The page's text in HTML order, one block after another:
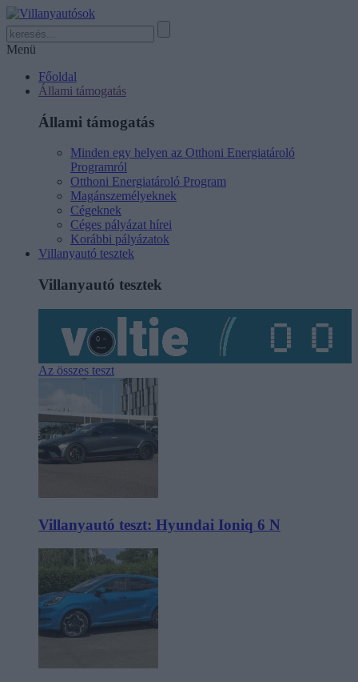
Menü
Főoldal
Állami támogatás
Állami támogatás
Minden egy helyen az Otthoni Energiatároló
Programról
Otthoni Energiatároló Program
Magánszemélyeknek
Cégeknek
Céges pályázat hírei
Korábbi pályázatok
Villanyautó tesztek
Villanyautó tesztek
Az összes teszt
Villanyautó teszt: Hyundai Ioniq 6 N